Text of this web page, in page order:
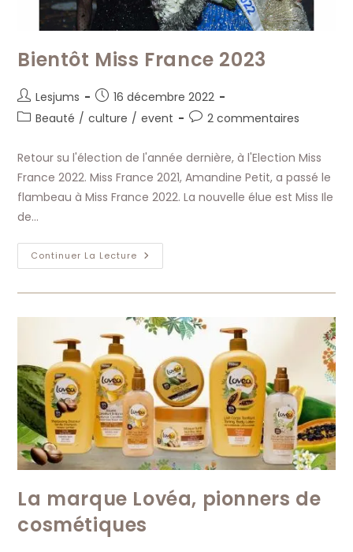
Bientôt Miss France 2023
Auteur/autrice
de
Lesjums
Publication
publiée :
16 décembre 2022
PostBeauté / culture / event
Commentaires
la
publication :
2 commentaires
Retour su l'élection de l'année dernière, à l'Election Miss
France 2022. Miss France 2021, Amandine Petit, a passé le
flambeau à Miss France 2022. La nouvelle élue est Miss Ile
de…
Continuer La Lecture Bientôt
Miss
2023
La marque Lovéa, pionners de
cosmétiques